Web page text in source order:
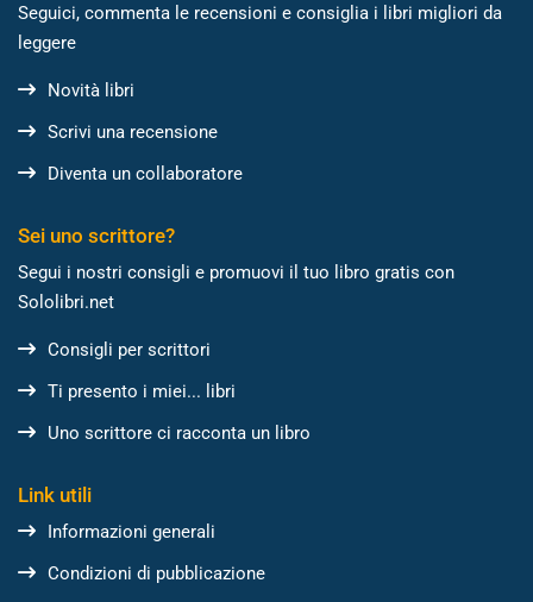
Seguici, commenta le recensioni e consiglia i libri migliori da
leggere
Novità libri
Scrivi una recensione
Diventa un collaboratore
Sei uno scrittore?
Segui i nostri consigli e promuovi il tuo libro gratis con
Sololibri.net
Consigli per scrittori
Ti presento i miei... libri
Uno scrittore ci racconta un libro
Link utili
Informazioni generali
Condizioni di pubblicazione